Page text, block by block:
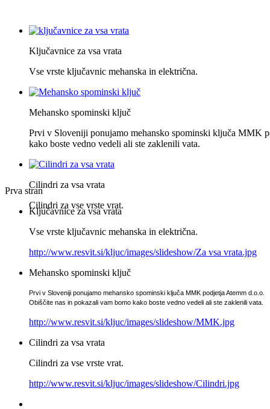
Ključavnice za vsa vrata
Vse vrste ključavnic mehanska in električna.
Mehansko spominski ključ
Prvi v Sloveniji ponujamo mehansko spominski ključa MMK
kako boste vedno vedeli ali ste zaklenili vata.
Cilindri za vsa vrata
Cilindri za vse vrste vrat.
Prva stran
Ključavnice za vsa vrata
Vse vrste ključavnic mehanska in električna.
http://www.resvit.si/kljuc/images/slideshow/Za vsa vrata.jpg
Mehansko spominski ključ
Prvi v Sloveniji ponujamo mehansko spominski ključa MMK podjetja Atemm d.o.o.
Obiščite nas in pokazali vam bomo kako boste vedno vedeli ali ste zaklenili vata.
http://www.resvit.si/kljuc/images/slideshow/MMK.jpg
Cilindri za vsa vrata
Cilindri za vse vrste vrat.
http://www.resvit.si/kljuc/images/slideshow/Cilindri.jpg